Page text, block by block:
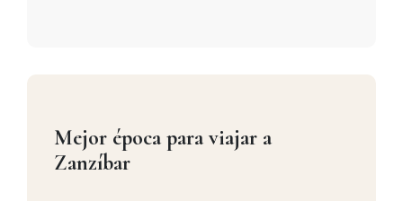
Mejor época para viajar a
Zanzíbar